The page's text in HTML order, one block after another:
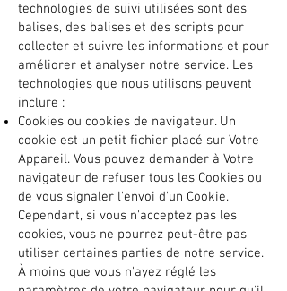
technologies de suivi utilisées sont des
balises, des balises et des scripts pour
collecter et suivre les informations et pour
améliorer et analyser notre service. Les
technologies que nous utilisons peuvent
inclure :
Cookies ou cookies de navigateur. Un
cookie est un petit fichier placé sur Votre
Appareil. Vous pouvez demander à Votre
navigateur de refuser tous les Cookies ou
de vous signaler l'envoi d'un Cookie.
Cependant, si vous n'acceptez pas les
cookies, vous ne pourrez peut-être pas
utiliser certaines parties de notre service.
À moins que vous n'ayez réglé les